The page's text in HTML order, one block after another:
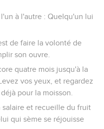
à l'autre : Quelqu'un lui
de faire la volonté de
son ouvre.
quatre mois jusqu'à la
vos yeux, et regardez
pour la moisson.
et recueille du fruit
qui sème se réjouisse